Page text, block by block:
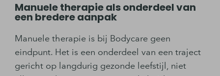
Manuele therapie als onderdeel van
een bredere aanpak
Manuele therapie is bij Bodycare geen
eindpunt. Het is een onderdeel van een traject
gericht op langdurig gezonde leefstijl, niet